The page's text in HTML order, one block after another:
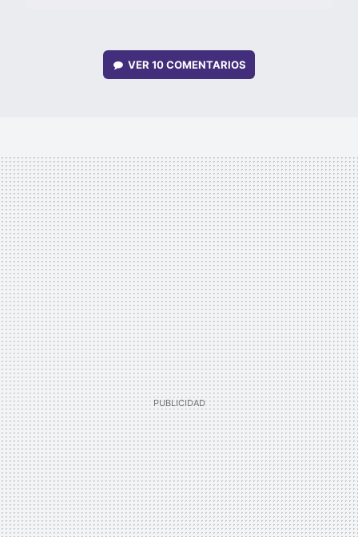
VER 10 COMENTARIOS